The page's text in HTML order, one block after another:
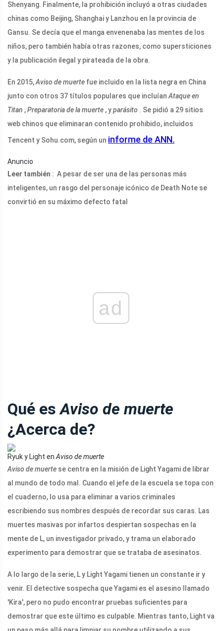
Shenyang. Finalmente, la prohibición incluyó a otras ciudades
chinas como Beijing, Shanghai y Lanzhou en la provincia de
Gansu. Se decía que el manga envenenaba las mentes de los
niños, pero también había otras razones, como supersticiones
y la publicación ilegal y pirateada de la obra.
En 2015,Aviso de muerte fue incluido en la lista negra en China
junto con otros 37 títulos populares que incluían Ataque en
Titan ,Preparatoria de la muerte , yparásito . Se pidió a 29 sitios
web chinos que eliminaran contenido prohibido, incluidos
Tencent y Sohu.com, según un informe de ANN.
Anuncio
Leer también : A pesar de ser una de las personas más
inteligentes, un rasgo del personaje icónico de Death Note se
convirtió en su máximo defecto fatal
ad
Qué esAviso de muerte
¿Acerca de?
Ryuk y Light en Aviso de muerte
Aviso de muerte se centra en la misión de Light Yagami de librar
al mundo de todo mal. Cuando el jefe de la escuela se topa con
el cuaderno, lo usa para eliminar a varios criminales
escribiendo sus nombres después de recordar sus caras. Las
muertes masivas por infartos despiertan sospechas en la
mente de L, un investigador privado, y trama un elaborado
experimento para demostrar que se trataba de asesinatos.
A lo largo de la serie, L y Light Yagami tienen un constante ir y
venir. El detective sospecha que Yagami es el asesino llamado
'Kira', pero no pudo encontrar pruebas suficientes para
demostrar que este último es culpable. Mientras tanto, Light va